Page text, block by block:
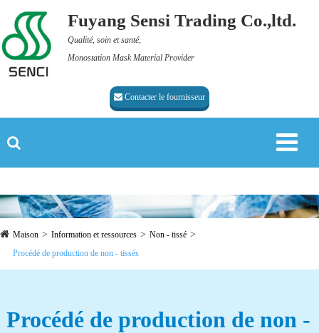
Fuyang Sensi Trading Co.,ltd.
Qualité, soin et santé,
Monostation Mask Material Provider
Contacter le fournisseur
Maison Information et ressources
Non - tissé
Procédé de production de non - tissés
Procédé de production de non -